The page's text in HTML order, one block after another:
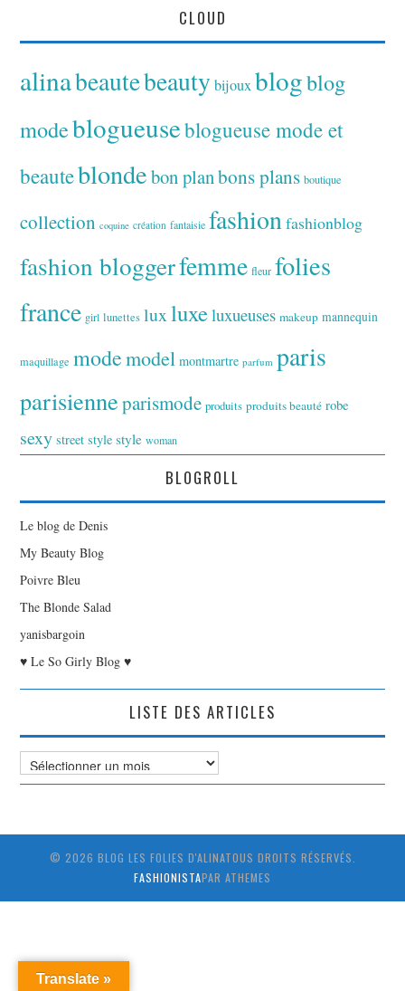
CLOUD
alinabeautebeauty bijoux blogblog
modeblogueuseblogueuse mode et
beauteblondebon planbons plans boutique
collection coquine création fantaisie fashionfashionblog
fashion bloggerfemme fleur folies
france girl lunettes luxluxeluxueuses makeup mannequin
maquillage modemodel montmartre parfum paris
parisienneparismode produits produits beauté robe
sexy street style style woman
BLOGROLL
Le blog de Denis
My Beauty Blog
Poivre Bleu
The Blonde Salad
yanisbargoin
♥ Le So Girly Blog ♥
LISTE DES ARTICLES
Liste
des
© 2026 BLOG LES FOLIES D'ALINATOUS DROITS RÉSERVÉS.
FASHIONISTAPAR ATHEMES
Translate »